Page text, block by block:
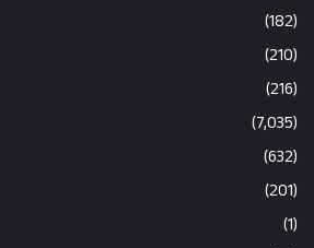
(182)
(210)
(216)
(7,035)
(632)
(201)
(1)